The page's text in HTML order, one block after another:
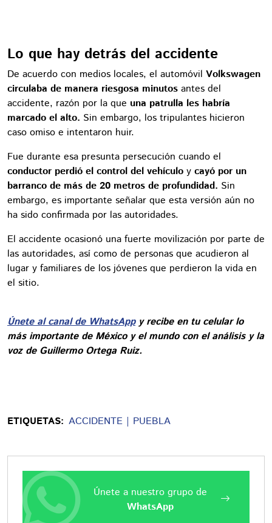
Lo que hay detrás del accidente
De acuerdo con medios locales, el automóvil Volkswagen
circulaba de manera riesgosa minutos antes del
accidente, razón por la que una patrulla les habría
marcado el alto. Sin embargo, los tripulantes hicieron
caso omiso e intentaron huir.
Fue durante esa presunta persecución cuando el
conductor perdió el control del vehículo y cayó por un
barranco de más de 20 metros de profundidad. Sin
embargo, es importante señalar que esta versión aún no
ha sido confirmada por las autoridades.
El accidente ocasionó una fuerte movilización por parte de
las autoridades, así como de personas que acudieron al
lugar y familiares de los jóvenes que perdieron la vida en
el sitio.
Únete al canal de WhatsAppy recibe en tu celular lo
más importante de México y el mundo con el análisis y la
voz de Guillermo Ortega Ruiz.
ETIQUETAS: ACCIDENTE PUEBLA
Únete a nuestro grupo de
WhatsApp